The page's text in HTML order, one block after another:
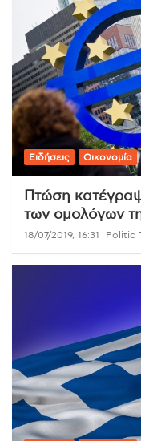
Ειδήσεις Οικονομία
Πτώση
των ομολόγων
18/07/2019, 16:31 Politic